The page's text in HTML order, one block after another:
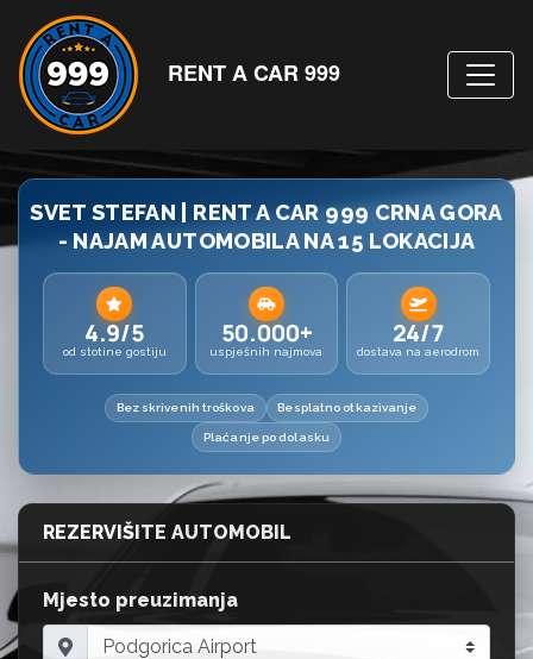
RENT A CAR 999
SVET STEFAN | RENT A CAR 999 CRNA GORA
- NAJAM AUTOMOBILA NA 15 LOKACIJA
4.9/5
od stotine gostiju
50.000+
uspješnih najmova
24/7
dostava na aerodrom
Bez skrivenih troškova Besplatno otkazivanje
Plaćanje po dolasku
REZERVIŠITE AUTOMOBIL
Mjesto preuzimanja